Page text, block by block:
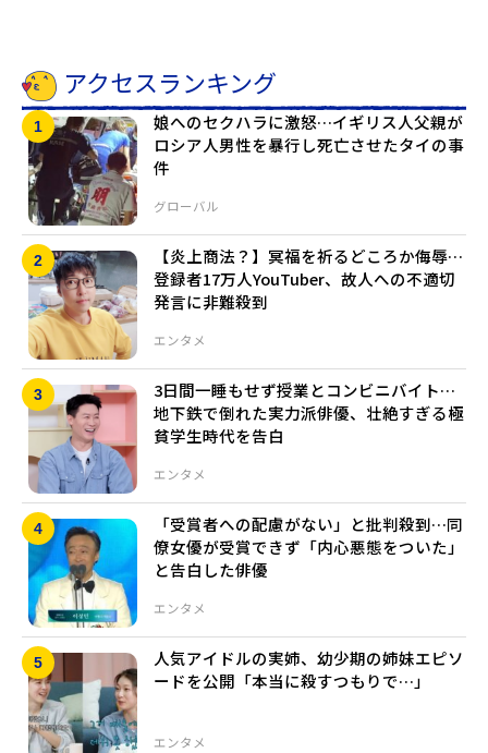
アクセスランキング
グローバル
娘へのセクハラに激怒…イギリス人父親が
ロシア人男性を暴行し死亡させたタイの事
件
エンタメ
【炎上商法？】冥福を祈るどころか侮辱…
登録者17万人YouTuber、故人への不適切
発言に非難殺到
エンタメ
3日間一睡もせず授業とコンビニバイト…
地下鉄で倒れた実力派俳優、壮絶すぎる極
貧学生時代を告白
エンタメ
「受賞者への配慮がない」と批判殺到…同
僚女優が受賞できず「内心悪態をついた」
と告白した俳優
エンタメ
人気アイドルの実姉、幼少期の姉妹エピソ
ードを公開「本当に殺すつもりで…」